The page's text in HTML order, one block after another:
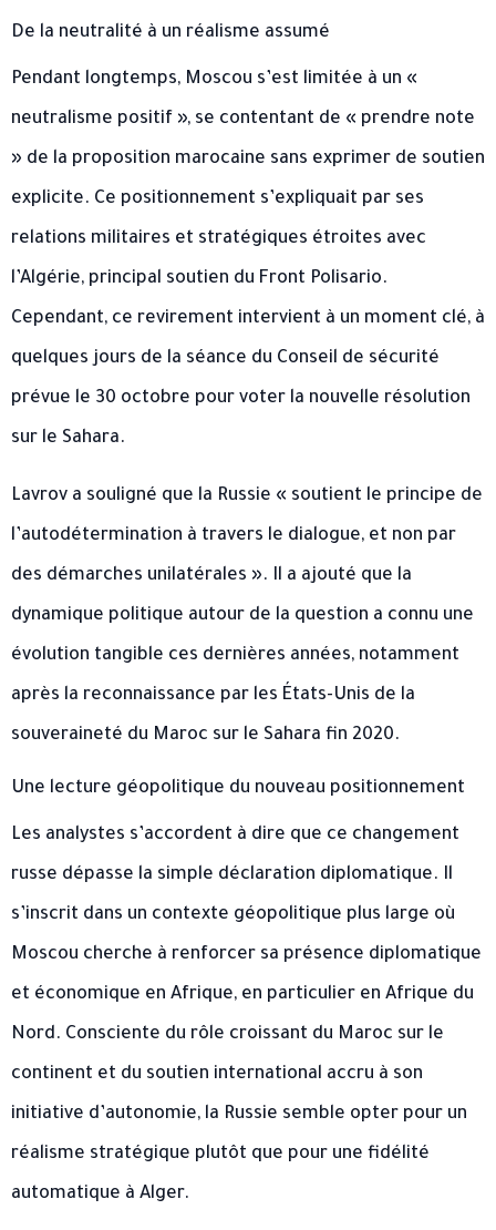
De la neutralité à un réalisme assumé
Pendant longtemps, Moscou s’est limitée à un «
neutralisme positif », se contentant de « prendre note
» de la proposition marocaine sans exprimer de soutien
explicite. Ce positionnement s’expliquait par ses
relations militaires et stratégiques étroites avec
l’Algérie, principal soutien du Front Polisario.
Cependant, ce revirement intervient à un moment clé, à
quelques jours de la séance du Conseil de sécurité
prévue le 30 octobre pour voter la nouvelle résolution
sur le Sahara.
Lavrov a souligné que la Russie « soutient le principe de
l’autodétermination à travers le dialogue, et non par
des démarches unilatérales ». Il a ajouté que la
dynamique politique autour de la question a connu une
évolution tangible ces dernières années, notamment
après la reconnaissance par les États-Unis de la
souveraineté du Maroc sur le Sahara fin 2020.
Une lecture géopolitique du nouveau positionnement
Les analystes s’accordent à dire que ce changement
russe dépasse la simple déclaration diplomatique. Il
s’inscrit dans un contexte géopolitique plus large où
Moscou cherche à renforcer sa présence diplomatique
et économique en Afrique, en particulier en Afrique du
Nord. Consciente du rôle croissant du Maroc sur le
continent et du soutien international accru à son
initiative d’autonomie, la Russie semble opter pour un
réalisme stratégique plutôt que pour une fidélité
automatique à Alger.